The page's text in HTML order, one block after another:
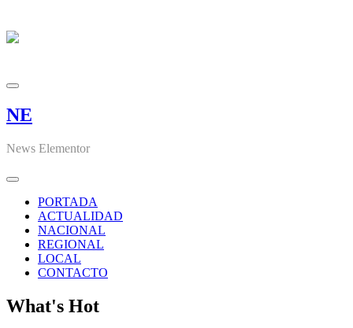
NE
News Elementor
PORTADA
ACTUALIDAD
NACIONAL
REGIONAL
LOCAL
CONTACTO
What's Hot